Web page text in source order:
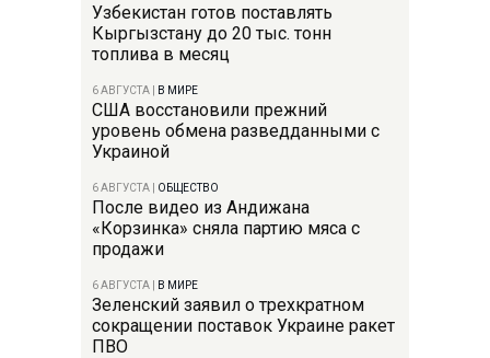
Узбекистан готов поставлять
Кыргызстану до 20 тыс. тонн
топлива в месяц
6 АВГУСТА В МИРЕ
США восстановили прежний
уровень обмена разведданными с
Украиной
6 АВГУСТА ОБЩЕСТВО
После видео из Андижана
«Корзинка» сняла партию мяса с
продажи
6 АВГУСТА В МИРЕ
Зеленский заявил о трехкратном
сокращении поставок Украине ракет
ПВО